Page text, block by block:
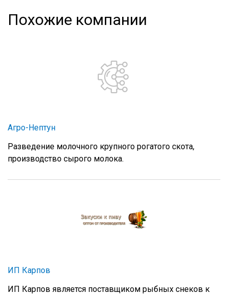
Похожие компании
Агро-Нептун
Разведение молочного крупного рогатого скота,
производство сырого молока.
ИП Карпов
ИП Карпов является поставщиком рыбных снеков к